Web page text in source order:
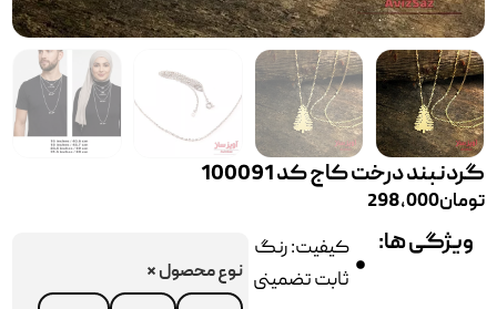
گردنبند درخت کاج کد 100091
تومان298,000
ویژگی ها:
کیفیت: رنگ
ثابت تضمینی نوع محصول*